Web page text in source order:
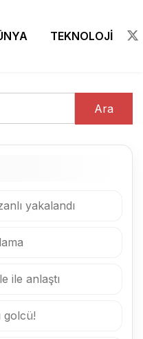
TEKNOLOJİ
yakalandı
ile anlaştı
golcü!